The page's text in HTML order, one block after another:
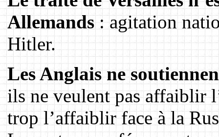
Allemands: agitation
Hitler.
Les Anglais ne
ils ne veulent pas affaiblir
trop l’affaiblir face à la